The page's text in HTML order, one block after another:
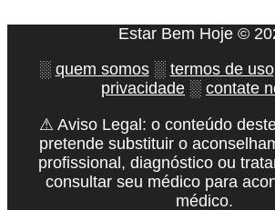
Estar Bem Hoje ©
░ quem somos░ termos de uso
privacidade ░ contate
⚠ Aviso Legal: o conteúdo
pretende substituir o
profissional, diagnóstico ou
consultar seu médico para
médico.